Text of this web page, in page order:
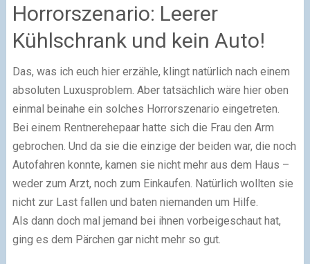
Horrorszenario: Leerer
Kühlschrank und kein Auto!
Das, was ich euch hier erzähle, klingt natürlich nach einem
absoluten Luxusproblem. Aber tatsächlich wäre hier oben
einmal beinahe ein solches Horrorszenario eingetreten.
Bei einem Rentnerehepaar hatte sich die Frau den Arm
gebrochen. Und da sie die einzige der beiden war, die noch
Autofahren konnte, kamen sie nicht mehr aus dem Haus –
weder zum Arzt, noch zum Einkaufen. Natürlich wollten sie
nicht zur Last fallen und baten niemanden um Hilfe.
Als dann doch mal jemand bei ihnen vorbeigeschaut hat,
ging es dem Pärchen gar nicht mehr so gut.